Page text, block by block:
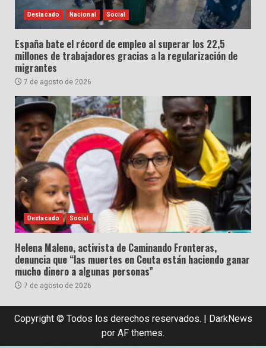
Destacado Nacional Social
España bate el récord de empleo al superar los 22,5
millones de trabajadores gracias a la regularización de
migrantes
7 de agosto de 2026
Destacado Social
Helena Maleno, activista de Caminando Fronteras,
denuncia que “las muertes en Ceuta están haciendo ganar
mucho dinero a algunas personas”
7 de agosto de 2026
Copyright © Todos los derechos reservados. | DarkNews
por AF themes.